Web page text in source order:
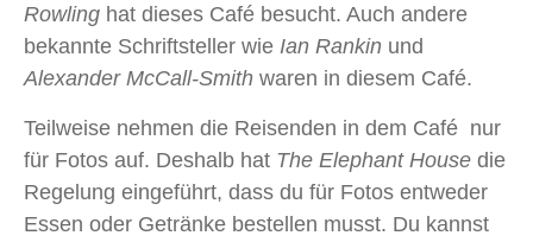
Rowling hat dieses Café besucht. Auch andere
bekannte Schriftsteller wie Ian Rankin und
Alexander McCall-Smith waren in diesem Café.
Teilweise nehmen die Reisenden in dem Café nur
für Fotos auf. Deshalb hat The Elephant House die
Regelung eingeführt, dass du für Fotos entweder
Essen oder Getränke bestellen musst. Du kannst